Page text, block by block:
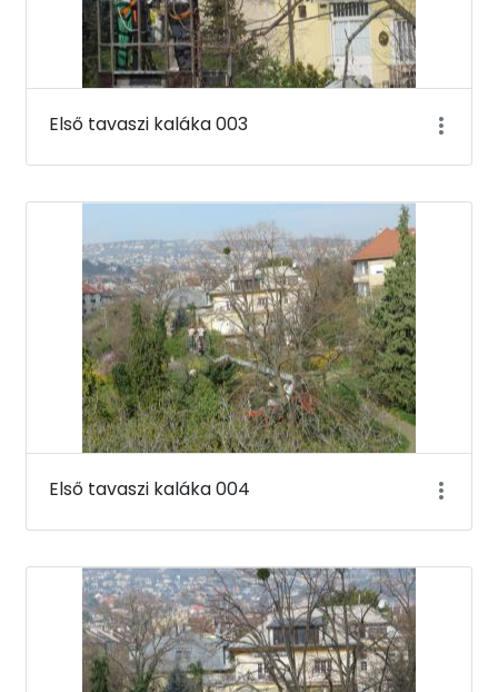
Első tavaszi kaláka 003
Első tavaszi kaláka 004